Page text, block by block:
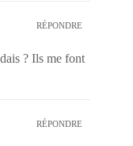
RÉPONDRE
? Ils me font
RÉPONDRE